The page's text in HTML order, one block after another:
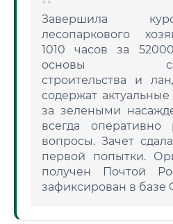
Завершила
лесопаркового
1010 часов за
основы
строительства и
содержат
за зелеными
всегда оперативно
вопросы. Зачет
первой попытки.
получен Почтой
зафиксирован в